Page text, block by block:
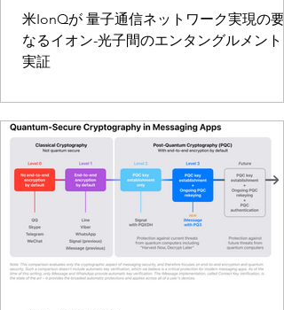
証
米IonQが 量子通信ネットワーク実現の要
なるイオン-光子間のエンタングルメント
実証